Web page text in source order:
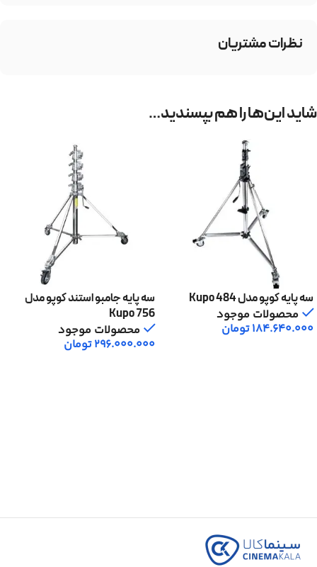
نظرات مشتریان
شاید این‌ها را هم بپسندید…
سه پایه کوپو مدل Kupo 484
محصولات موجود
184.640.000تومان
سه پایه جامبو استند کوپو مدل
Kupo 756
محصولات موجود
296.000.000تومان